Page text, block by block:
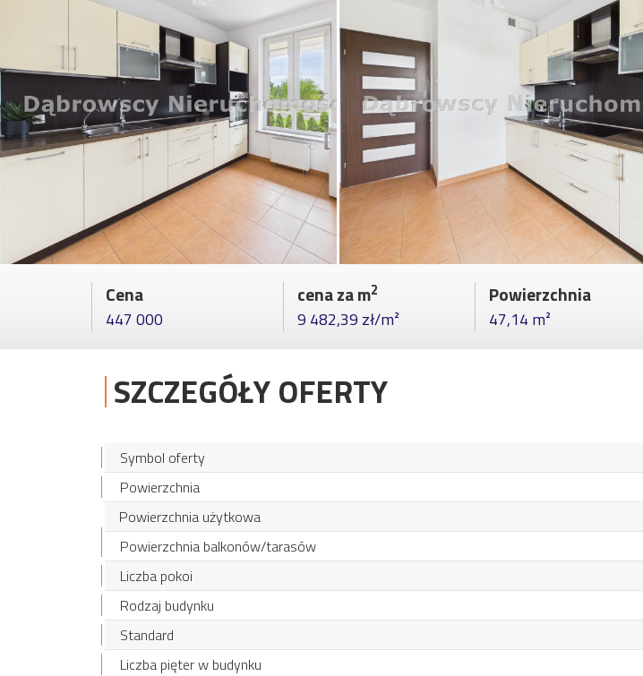
Cena
447 000
cena za m2
9 482,39 zł/m²
Powierzchnia
47,14 m²
SZCZEGÓŁY OFERTY
Symbol oferty
Powierzchnia
Powierzchnia użytkowa
Powierzchnia balkonów/tarasów
Liczba pokoi
Rodzaj budynku
Standard
Liczba pięter w budynku